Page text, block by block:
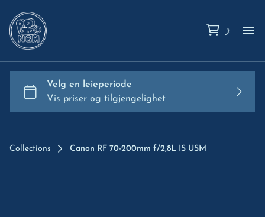
Collections Canon RF 70-200mm f/2,8L IS USM